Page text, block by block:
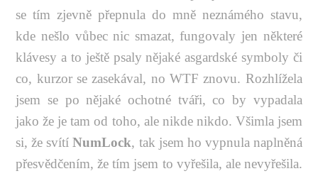
se tím zjevně přepnula do mně neznámého stavu,
kde nešlo vůbec nic smazat, fungovaly jen některé
klávesy a to ještě psaly nějaké asgardské symboly či
co, kurzor se zasekával, no WTF znovu. Rozhlížela
jsem se po nějaké ochotné tváři, co by vypadala
jako že je tam od toho, ale nikde nikdo. Všimla jsem
si, že svítíNumLock, tak jsem ho vypnula naplněná
přesvědčením, že tím jsem to vyřešila, ale nevyřešila.